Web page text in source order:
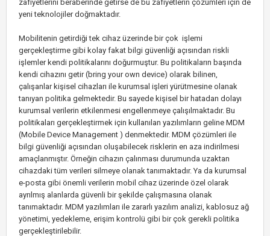
zafiyetlerini beraberinde getirse de bu zafiyetlerin çözümleri için de
yeni teknolojiler doğmaktadır.
Mobilitenin getirdiği tek cihaz üzerinde bir çok işlemi
gerçekleştirme gibi kolay fakat bilgi güvenliği açısından riskli
işlemler kendi politikalarını doğurmuştur. Bu politikaların başında
kendi cihazını getir (bring your own device) olarak bilinen,
çalışanlar kişisel cihazları ile kurumsal işleri yürütmesine olanak
tanıyan politika gelmektedir. Bu sayede kişisel bir hatadan dolayı
kurumsal verilerin etkilenmesi engellenmeye çalışılmaktadır. Bu
politikaları gerçekleştirmek için kullanılan yazılımların geline MDM
(Mobile Device Management ) denmektedir. MDM çözümleri ile
bilgi güvenliği açısından oluşabilecek risklerin en aza indirilmesi
amaçlanmıştır. Örneğin cihazın çalınması durumunda uzaktan
cihazdaki tüm verileri silmeye olanak tanımaktadır. Ya da kurumsal
e-posta gibi önemli verilerin mobil cihaz üzerinde özel olarak
ayrılmış alanlarda güvenli bir şekilde çalışmasına olanak
tanımaktadır. MDM yazılımları ile zararlı yazılım analizi, kablosuz ağ
yönetimi, yedekleme, erişim kontrolü gibi bir çok gerekli politika
gerçekleştirilebilir.